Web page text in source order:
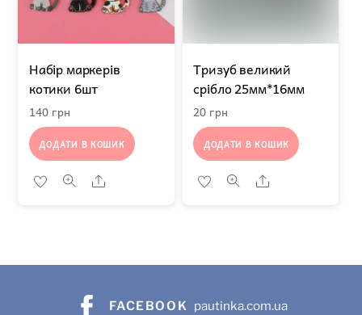
Набір маркерів
котики 6шт
140 грн
ДОДАТИ В КОШИК
Share
Тризуб великий
срібло 25мм*16мм
20 грн
ДОДАТИ В КОШИК
Share
FACEBOOK pautinka.com.ua